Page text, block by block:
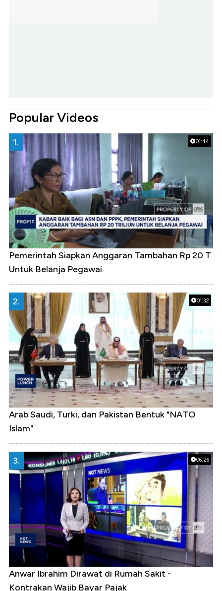
Popular Videos
01:44
1.
Pemerintah Siapkan Anggaran Tambahan Rp 20 T
Untuk Belanja Pegawai
01:32
2.
Arab Saudi, Turki, dan Pakistan Bentuk "NATO
Islam"
06:26
3.
Anwar Ibrahim Dirawat di Rumah Sakit -
Kontrakan Wajib Bayar Pajak